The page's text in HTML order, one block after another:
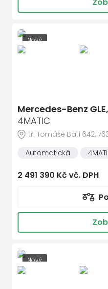
Nový
Mercedes-Benz GLE,
4MATIC
tř. Tomáše Bati 642,
Automatická
2 491 390 Kč vč. DPH
Nový